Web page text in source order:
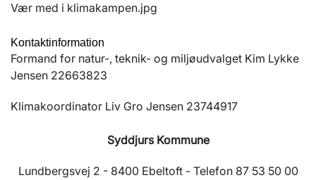
Vær med i klimakampen.jpg
Kontaktinformation
Formand for natur-, teknik- og miljøudvalget Kim Lykke
Jensen 22663823
Klimakoordinator Liv Gro Jensen 23744917
Syddjurs Kommune
Lundbergsvej 2 - 8400 Ebeltoft - Telefon 87 53 50 00